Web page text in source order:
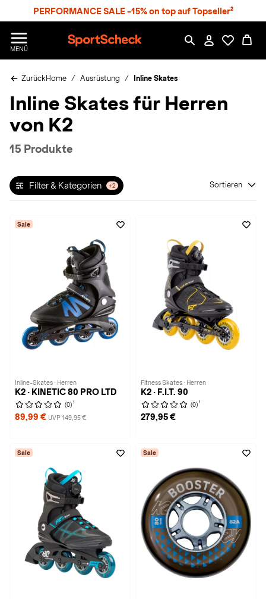
PERFORMANCE SALE -15% on top auf Topseller²
MENÜ
p
r
S
h
c
ZurückHome Ausrüstung Inline Skates
Inline Skates für Herren
von K2
15 Produkte
Filter & Kategorien +2 Sortieren
Sale
Inline-Skates · Herren
K2 · KINETIC 80 PRO LTD
(0) 1
89,99 € UVP 149,95 €
Fitness Skates · Herren
K2 · F.I.T. 90
(0) 1
279,95 €
Sale Sale